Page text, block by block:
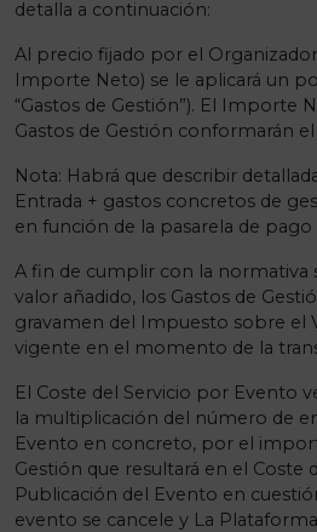
detalla a continuación:
Al precio fijado por el
Importe Neto) se le aplicará un
“Gastos de Gestión”). El Importe
Gastos de Gestión conformarán el
Nota: Habrá que describir
Entrada + gastos concretos de
en función de la pasarela de pago
A fin de cumplir con la normativa
valor añadido, los Gastos de
gravamen del Impuesto sobre el
vigente en el momento de la
El Coste del Servicio por Evento
la multiplicación del número de
Evento en concreto, por el
Gestión que resultará en el Coste
Publicación del Evento en
evento se cancele y La